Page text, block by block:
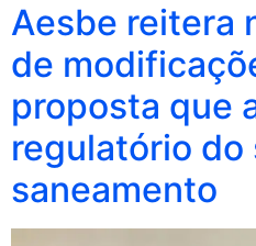
Aesbe reitera
de
proposta que
regulatório do
saneamento